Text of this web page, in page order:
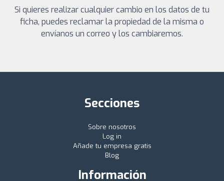
Si quieres realizar cualquier cambio en los datos de tu
ficha, puedes reclamar la propiedad de la misma o
envíanos un correo y los cambiaremos.
Secciones
Sobre nosotros
Log in
Añade tu empresa gratis
Blog
Información